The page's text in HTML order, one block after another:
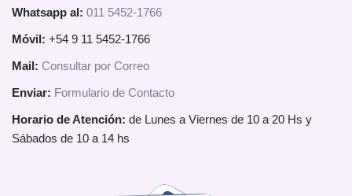
Whatsapp al: 011 5452-1766
Móvil: +54 9 11 5452-1766
Mail: Consultar por Correo
Enviar: Formulario de Contacto
Horario de Atención: de Lunes a Viernes de 10 a 20 Hs y
Sábados de 10 a 14 hs